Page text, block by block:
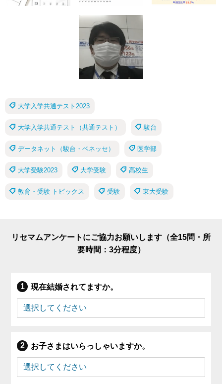
大学入学共通テスト2023
大学入学共通テスト（共通テスト） 駿台
データネット（駿台・ベネッセ） 医学部
大学受験2023 大学受験 高校生
教育・受験 トピックス 受験 東大受験
リセマムアンケートにご協力お願いします（全15問・所
要時間：3分程度）
現在結婚されてますか。
お子さまはいらっしゃいますか。